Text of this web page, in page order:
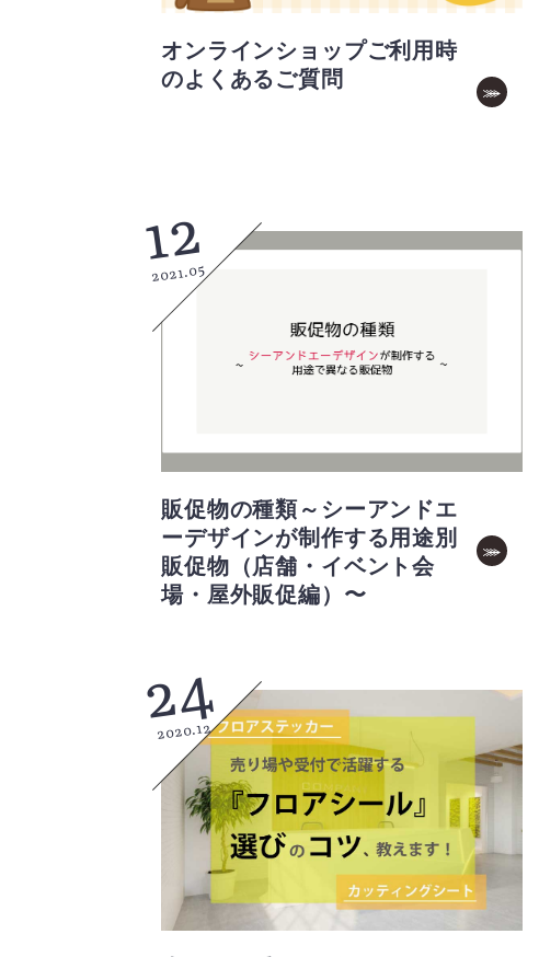
オンラインショップご利用時
のよくあるご質問
12
2021.05
販促物の種類～シーアンドエ
ーデザインが制作する用途別
販促物（店舗・イベント会
場・屋外販促編）〜
24
2020.12